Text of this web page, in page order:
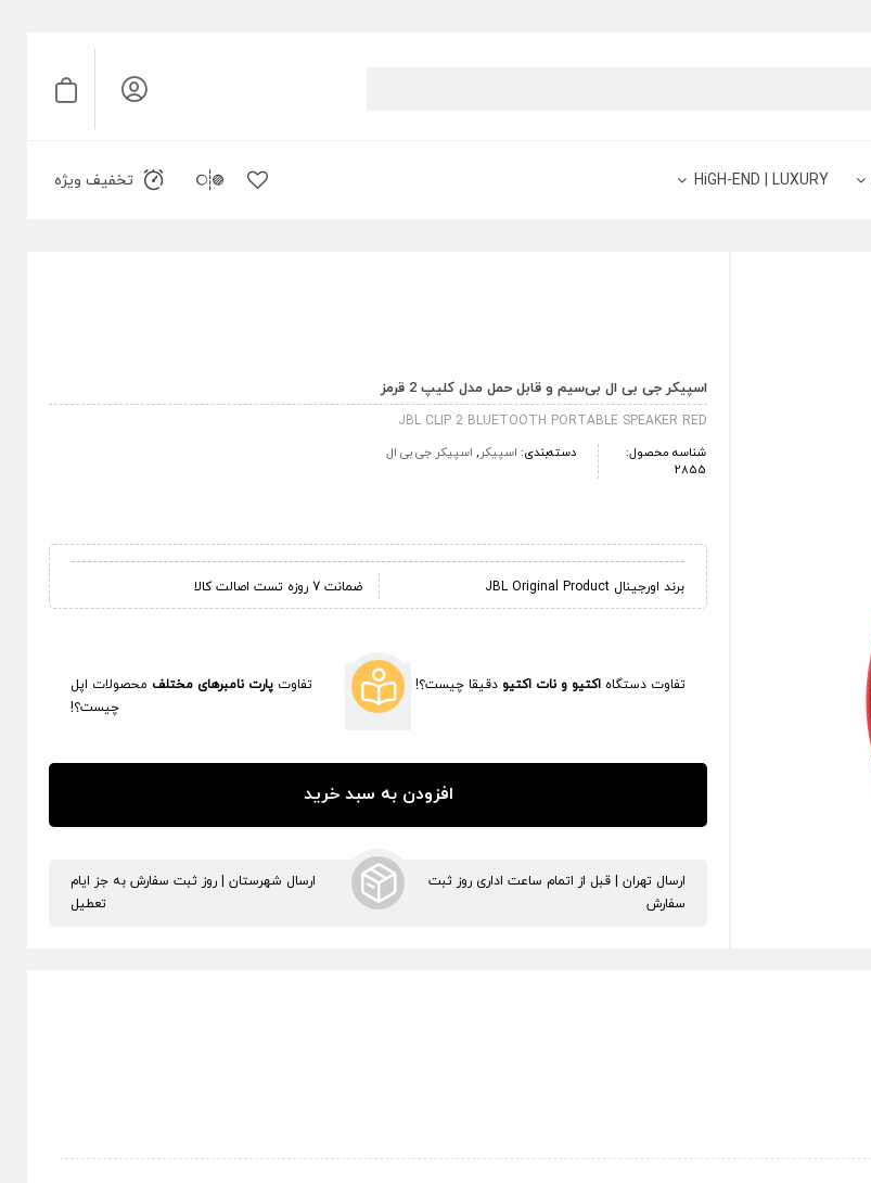
HiGH-END | LUXURY تخفیف ویژه
اسپیکر جی بی ال بی‌سیم و قابل حمل مدل کلیپ 2 قرمز
JBL CLIP 2 BLUETOOTH PORTABLE SPEAKER RED
شناسه محصول:
2855
دسته‌بندی: اسپیکر , اسپیکر جی بی ال
برند اورجینال JBL Original Product ضمانت 7 روزه تست اصالت کالا
تفاوت دستگاه اکتیو و نات اکتیو دقیقا چیست؟! تفاوت پارت نامبرهای مختلف محصولات اپل
چیست؟!
افزودن به سبد خرید
ارسال تهران | قبل از اتمام ساعت اداری روز ثبت
سفارش
ارسال شهرستان | روز ثبت سفارش به جز ایام
تعطیل